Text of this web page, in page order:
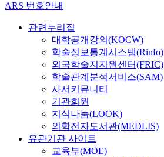
ARS 번호안내
관련누리집
대학공개강의(KOCW)
학술정보통계시스템(Rinfo)
외국학술지지원센터(FRIC)
학술관계분석서비스(SAM)
사서커뮤니티
기관회원
지식나눔(LOOK)
의학전자도서관(MEDLIS)
유관기관 사이트
교육부(MOE)